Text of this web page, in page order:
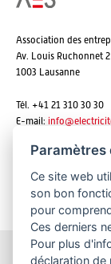
Association des
Av. Louis Ruchonnet 2
1003 Lausanne
Tél. +41 21 310 30 30
E-mail: info@
Paramètres
Ce site web
son bon
pour
Ces derniers
Pour plus
déclaration de